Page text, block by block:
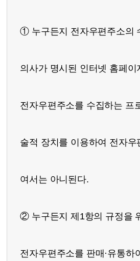
① 누구든지 전자우편주소의
의사가 명시된 인터넷 홈페이
전자우편주소를 수집하는 프
술적 장치를 이용하여 전자우
여서는 아니된다.
② 누구든지 제1항의 규정을
전자우편주소를 판매·유통하